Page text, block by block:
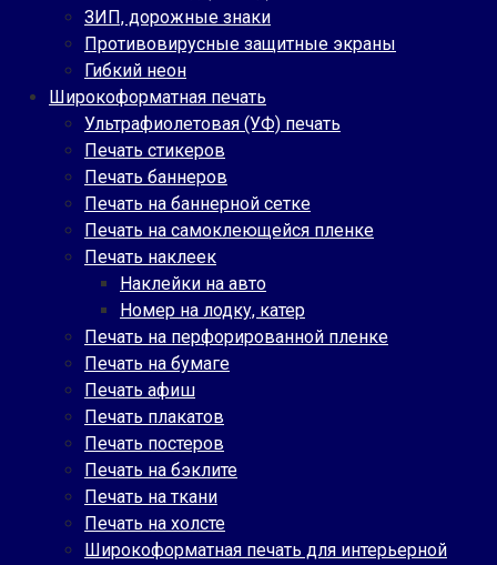
ЗИП, дорожные знаки
Противовирусные защитные экраны
Гибкий неон
Широкоформатная печать
Ультрафиолетовая (УФ) печать
Печать стикеров
Печать баннеров
Печать на баннерной сетке
Печать на самоклеющейся пленке
Печать наклеек
Наклейки на авто
Номер на лодку, катер
Печать на перфорированной пленке
Печать на бумаге
Печать афиш
Печать плакатов
Печать постеров
Печать на бэклите
Печать на ткани
Печать на холсте
Широкоформатная печать для интерьерной